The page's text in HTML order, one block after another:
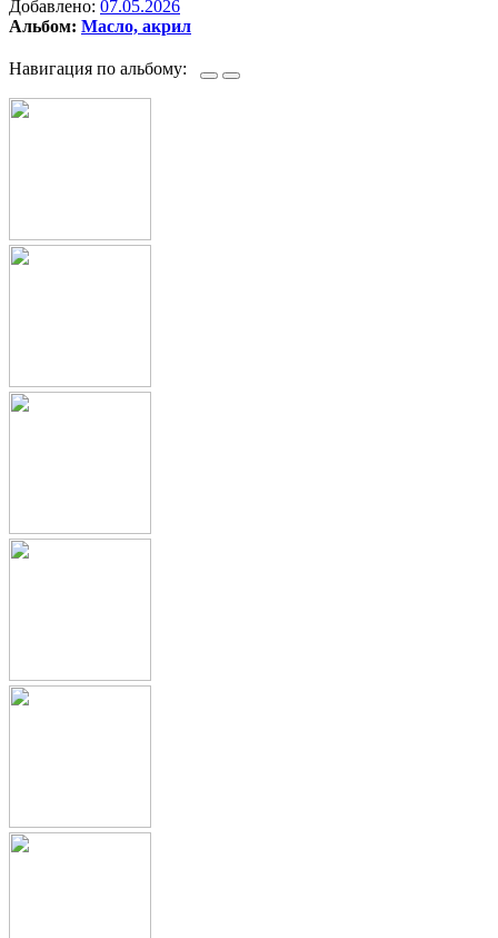
Добавлено: 07.05.2026
Альбом: Масло, акрил
Навигация по альбому: